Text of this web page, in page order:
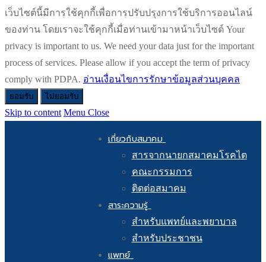
เว็บไซต์นี้มีการใช้คุกกี้เพื่อการปรับปรุงการใช้บริการออนไลน์
ของท่าน โดยเราจะใช้คุกกี้เมื่อท่านเข้ามาหน้าเว็บไซต์ Your
privacy is important to us. We need your data just for the important
process of services. Please allow if you accept the term of privacy
comply with PDPA. อ่านเงื่อนไขการรักษาข้อมูลส่วนบุคคล
ยอมรับ ไม่ยอมรับ
Skip to content Menu Close
เกี่ยวกับสมาคม
สารจากนายกสมาคมโรคไต
คณะกรรมการ
ติดต่อสมาคม
สาระความรู้
สำหรับแพทย์และพยาบาล
สำหรับประชาชน
แพทย์